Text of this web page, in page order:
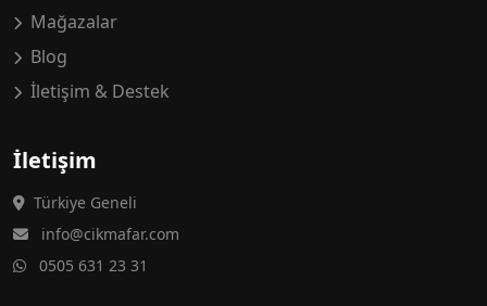
Mağazalar
Blog
İletişim & Destek
İletişim
Türkiye Geneli
info@cikmafar.com
0505 631 23 31